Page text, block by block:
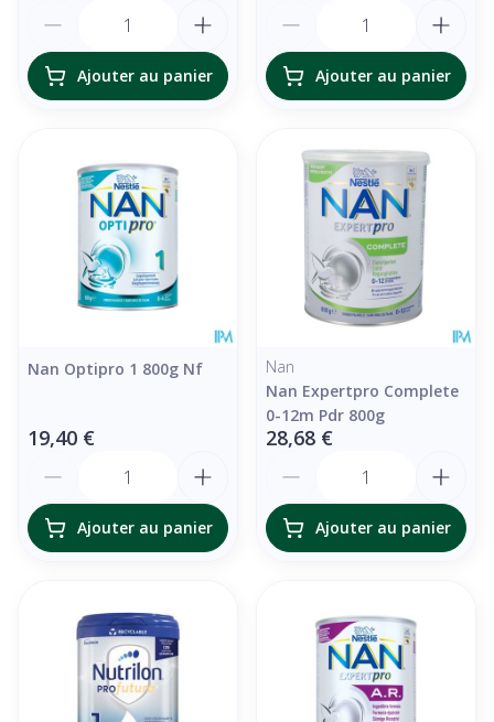
Ajouter au panier Ajouter au panier
Nan Optipro 1 800g Nf
19,40 €
Ajouter au panier
Nan
Nan Expertpro Complete
0-12m Pdr 800g
28,68 €
Ajouter au panier